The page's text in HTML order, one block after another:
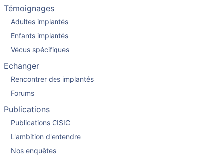
Témoignages
Adultes implantés
Enfants implantés
Vécus spécifiques
Echanger
Rencontrer des implantés
Forums
Publications
Publications CISIC
L'ambition d'entendre
Nos enquêtes